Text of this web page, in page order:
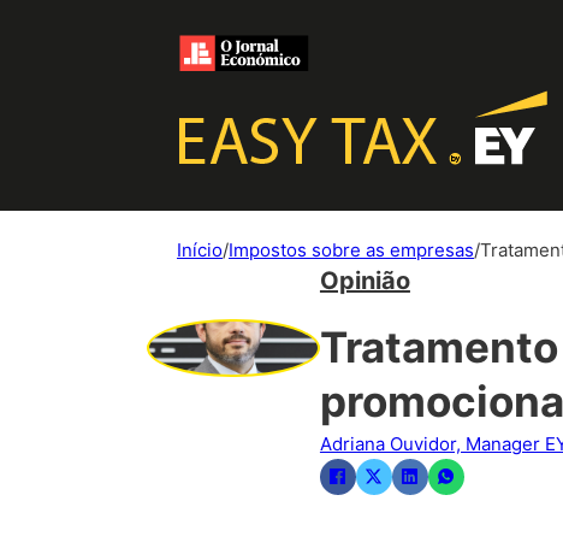
Início/Impostos sobre as empresas/
Opinião
Adriana Ouvidor, Manager